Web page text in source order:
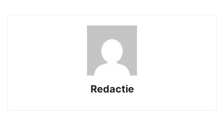
Redactie